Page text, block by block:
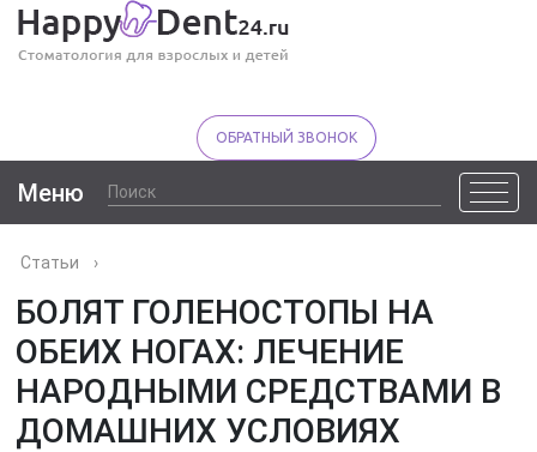
ОБРАТНЫЙ ЗВОНОК
Меню
Статьи ›
БОЛЯТ ГОЛЕНОСТОПЫ НА
ОБЕИХ НОГАХ: ЛЕЧЕНИЕ
НАРОДНЫМИ СРЕДСТВАМИ В
ДОМАШНИХ УСЛОВИЯХ